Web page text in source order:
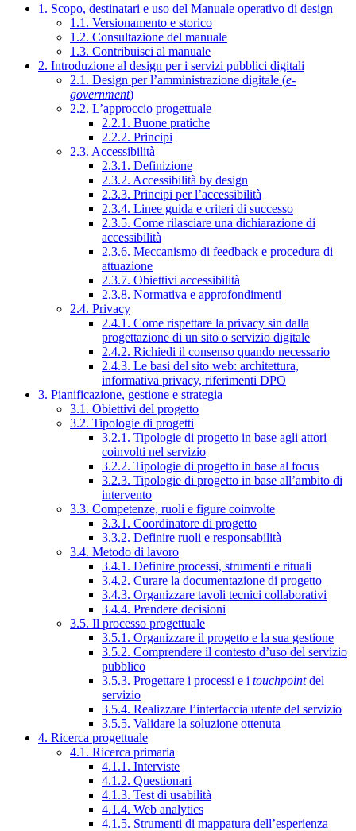
1. Scopo, destinatari e uso del Manuale operativo di design
1.1. Versionamento e storico
1.2. Consultazione del manuale
1.3. Contribuisci al manuale
2. Introduzione al design per i servizi pubblici digitali
2.1. Design per l’amministrazione digitale (e-
government)
2.2. L’approccio progettuale
2.2.1. Buone pratiche
2.2.2. Principi
2.3. Accessibilità
2.3.1. Definizione
2.3.2. Accessibilità by design
2.3.3. Principi per l’accessibilità
2.3.4. Linee guida e criteri di successo
2.3.5. Come rilasciare una dichiarazione di
accessibilità
2.3.6. Meccanismo di feedback e procedura di
attuazione
2.3.7. Obiettivi accessibilità
2.3.8. Normativa e approfondimenti
2.4. Privacy
2.4.1. Come rispettare la privacy sin dalla
progettazione di un sito o servizio digitale
2.4.2. Richiedi il consenso quando necessario
2.4.3. Le basi del sito web: architettura,
informativa privacy, riferimenti DPO
3. Pianificazione, gestione e strategia
3.1. Obiettivi del progetto
3.2. Tipologie di progetti
3.2.1. Tipologie di progetto in base agli attori
coinvolti nel servizio
3.2.2. Tipologie di progetto in base al focus
3.2.3. Tipologie di progetto in base all’ambito di
intervento
3.3. Competenze, ruoli e figure coinvolte
3.3.1. Coordinatore di progetto
3.3.2. Definire ruoli e responsabilità
3.4. Metodo di lavoro
3.4.1. Definire processi, strumenti e rituali
3.4.2. Curare la documentazione di progetto
3.4.3. Organizzare tavoli tecnici collaborativi
3.4.4. Prendere decisioni
3.5. Il processo progettuale
3.5.1. Organizzare il progetto e la sua gestione
3.5.2. Comprendere il contesto d’uso del servizio
pubblico
3.5.3. Progettare i processi e i touchpointdel
servizio
3.5.4. Realizzare l’interfaccia utente del servizio
3.5.5. Validare la soluzione ottenuta
4. Ricerca progettuale
4.1. Ricerca primaria
4.1.1. Interviste
4.1.2. Questionari
4.1.3. Test di usabilità
4.1.4. Web analytics
4.1.5. Strumenti di mappatura dell’esperienza